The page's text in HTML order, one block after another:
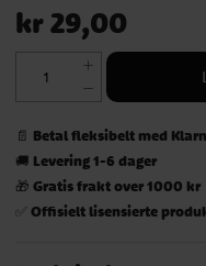
Pris
:kr 29,00
kr 29,00
📄 Betal fleksibelt med
🚚 Levering 1-6 dager
🎁 Gratis frakt over 1000 kr
✅ Offisielt lisensierte